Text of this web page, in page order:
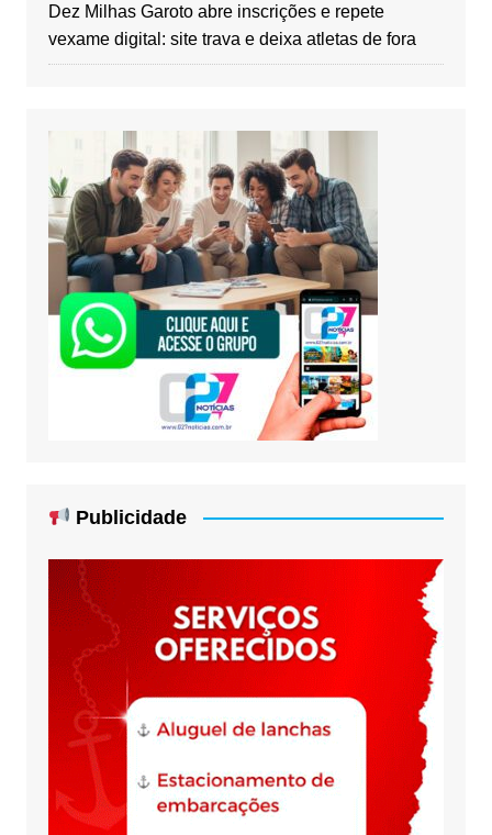
Dez Milhas Garoto abre inscrições e repete
vexame digital: site trava e deixa atletas de fora
Publicidade